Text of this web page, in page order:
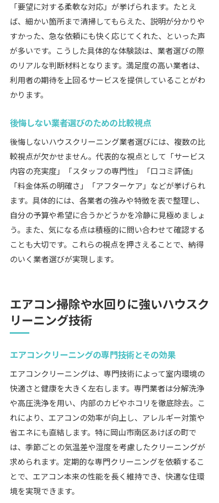
「要望に対する柔軟な対応」が挙げられます。たとえ
ば、細かい箇所まで清掃してもらえた、説明が分かりや
すかった、急な依頼にも快く応じてくれた、といった声
が多いです。こうした具体的な体験談は、業者選びの際
のリアルな判断材料となります。満足度の高い業者は、
利用者の期待を上回るサービスを提供していることがわ
かります。
後悔しない業者選びのための比較視点
後悔しないハウスクリーニング業者選びには、複数の比
較視点が欠かせません。代表的な視点として「サービス
内容の充実度」「スタッフの専門性」「口コミ評価」
「料金体系の明確さ」「アフターケア」などが挙げられ
ます。具体的には、各業者の強みや特徴を表で整理し、
自分の予算や希望に合うかどうかを冷静に見極めましょ
う。また、気になる点は積極的に問い合わせて確認する
ことも大切です。これらの視点を押さえることで、納得
のいく業者選びが実現します。
エアコン掃除や水回りに強いハウスク
リーニング技術
エアコンクリーニングの専門技術とその効果
エアコンクリーニングは、専門技術によって室内環境の
快適さと健康を大きく左右します。専門業者は分解洗浄
や高圧洗浄を用い、内部のカビやホコリを徹底除去。こ
れにより、エアコンの効率が向上し、アレルギー対策や
省エネにも直結します。特に岡山市南区あけぼの町で
は、季節ごとの気温差や湿度を考慮したクリーニングが
求められます。定期的な専門クリーニングを依頼するこ
とで、エアコン本来の性能を長く維持でき、快適な住環
境を実現できます。